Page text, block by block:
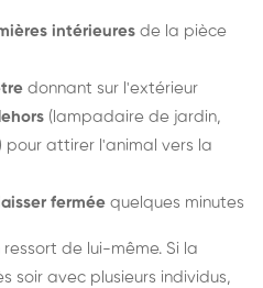
intérieures de la pièce
donnant sur l'extérieur
(lampadaire de jardin,
attirer l'animal vers la
fermée quelques minutes
de lui-même. Si la
soir avec plusieurs individus,